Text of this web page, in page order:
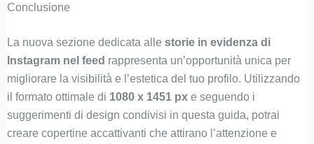
Conclusione
La nuova sezione dedicata alle storie in evidenza di
Instagram nel feed rappresenta un’opportunità unica per
migliorare la visibilità e l’estetica del tuo profilo. Utilizzando
il formato ottimale di 1080 x 1451 pxe seguendo i
suggerimenti di design condivisi in questa guida, potrai
creare copertine accattivanti che attirano l’attenzione e